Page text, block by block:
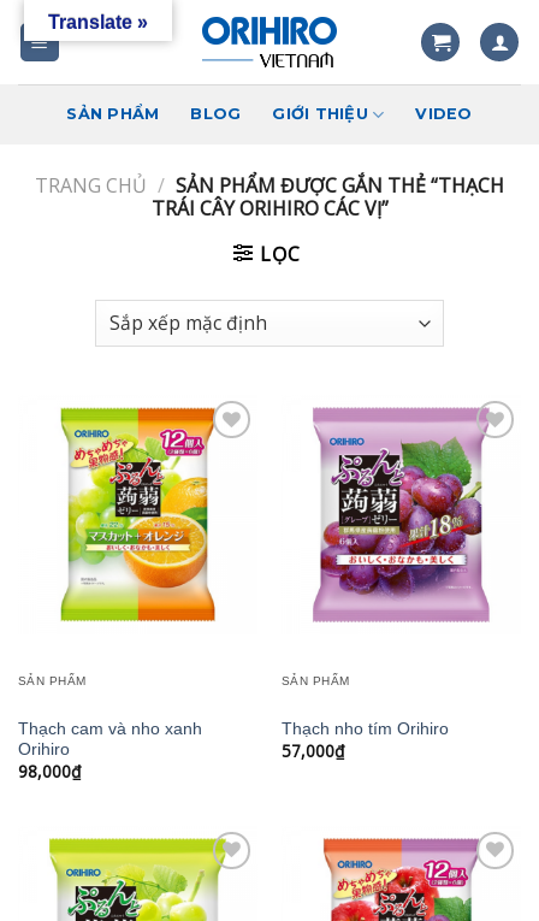
SẢN PHẨM BLOG GIỚI THIỆU VIDEO
TRANG CHỦ / SẢN PHẨM ĐƯỢC GẮN THẺ “THẠCH
TRÁI CÂY ORIHIRO CÁC VỊ”
LỌC
Add to
wishlist
SẢN PHẨM
Thạch cam và nho xanh
Orihiro
98,000₫
Add to
wishlist
SẢN PHẨM
Thạch nho tím Orihiro
57,000₫
Translate »